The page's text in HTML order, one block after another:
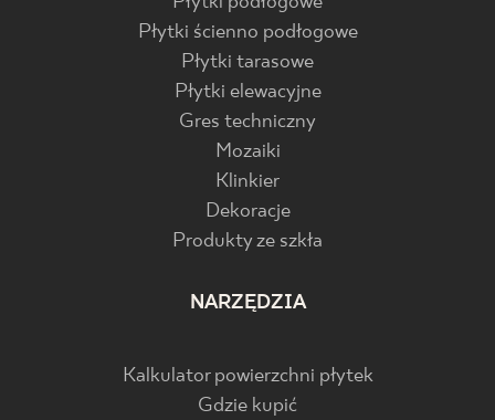
Płytki ścienno podłogowe
Płytki tarasowe
Płytki elewacyjne
Gres techniczny
Mozaiki
Klinkier
Dekoracje
Produkty ze szkła
NARZĘDZIA
Kalkulator powierzchni płytek
Gdzie kupić